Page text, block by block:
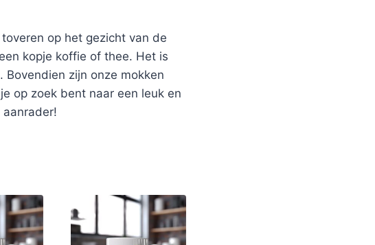
op het gezicht van de
kopje koffie of thee. Het is
zijn onze mokken
op zoek bent naar een leuk en